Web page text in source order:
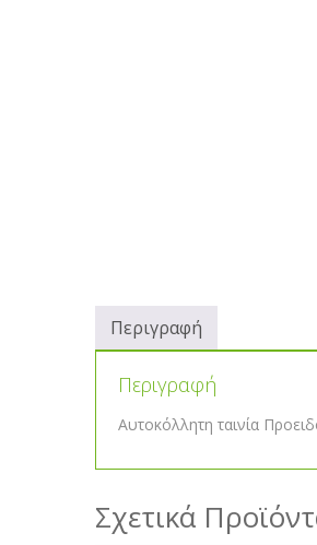
Περιγραφή
Περιγραφή
Αυτοκόλλητη ταινία
Σχετικά